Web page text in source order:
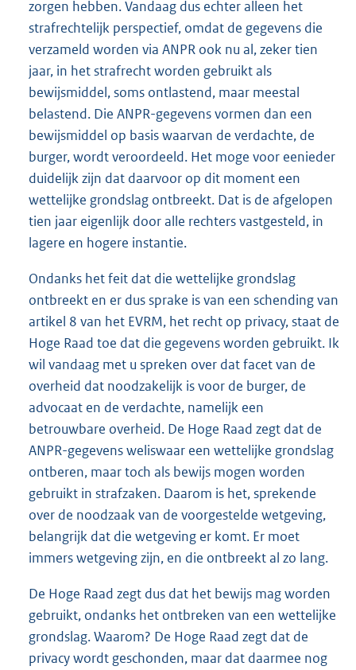
zorgen hebben. Vandaag dus echter alleen het
strafrechtelijk perspectief, omdat de gegevens die
verzameld worden via ANPR ook nu al, zeker tien
jaar, in het strafrecht worden gebruikt als
bewijsmiddel, soms ontlastend, maar meestal
belastend. Die ANPR-gegevens vormen dan een
bewijsmiddel op basis waarvan de verdachte, de
burger, wordt veroordeeld. Het moge voor eenieder
duidelijk zijn dat daarvoor op dit moment een
wettelijke grondslag ontbreekt. Dat is de afgelopen
tien jaar eigenlijk door alle rechters vastgesteld, in
lagere en hogere instantie.
Ondanks het feit dat die wettelijke grondslag
ontbreekt en er dus sprake is van een schending van
artikel 8 van het EVRM, het recht op privacy, staat de
Hoge Raad toe dat die gegevens worden gebruikt. Ik
wil vandaag met u spreken over dat facet van de
overheid dat noodzakelijk is voor de burger, de
advocaat en de verdachte, namelijk een
betrouwbare overheid. De Hoge Raad zegt dat de
ANPR-gegevens weliswaar een wettelijke grondslag
ontberen, maar toch als bewijs mogen worden
gebruikt in strafzaken. Daarom is het, sprekende
over de noodzaak van de voorgestelde wetgeving,
belangrijk dat die wetgeving er komt. Er moet
immers wetgeving zijn, en die ontbreekt al zo lang.
De Hoge Raad zegt dus dat het bewijs mag worden
gebruikt, ondanks het ontbreken van een wettelijke
grondslag. Waarom? De Hoge Raad zegt dat de
privacy wordt geschonden, maar dat daarmee nog